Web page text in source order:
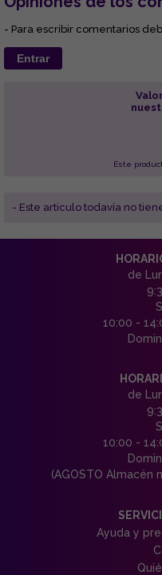
- Para escribir comentarios
Entrar
Este
- Este articulo todavía no
de
10:00 -
de
10:00 -
(AGOSTO Almacén
Ayuda y